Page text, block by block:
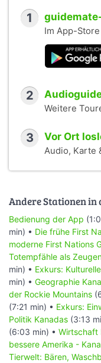
1
Im App-
2
Weitere
3 Vor Ort
Audio, Karte
Andere Stationen in
Bedienung der App
min) • Die frühe First
moderne First Nations
Totempfähle als
min) • Exkurs:
min) • Geographie
der Rockie Mountains
(7:21 min) • Exkurs:
Politik Kanadas (3:13
(6:03 min) • Wirtschaft
bessere Amerika -
Tierwelt: Bären,